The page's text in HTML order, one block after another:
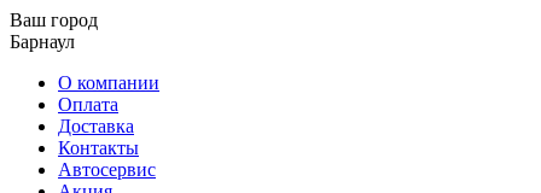
Ваш город
Барнаул
О компании
Оплата
Доставка
Контакты
Автосервис